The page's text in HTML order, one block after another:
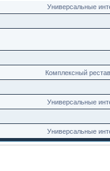
Универсальные
Комплексный
Универсальные
Универсальные